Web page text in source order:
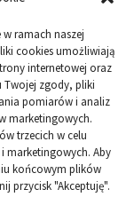
ramach naszej
cookies umożliwiają
internetowej oraz
Twojej zgody, pliki
pomiarów i analiz
marketingowych.
trzecich w celu
marketingowych. Aby
końcowym plików
przycisk "Akceptuję".